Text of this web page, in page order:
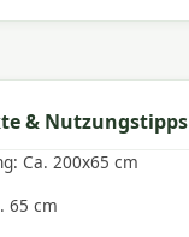
& Nutzungstipps
Ca. 200x65 cm
65 cm